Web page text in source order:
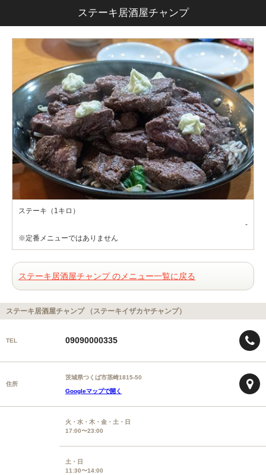
ステーキ居酒屋チャンプ
ステーキ（1キロ）
-
※定番メニューではありません
ステーキ居酒屋チャンプ のメニュー一覧に戻る
ステーキ居酒屋チャンプ （ステーキイザカヤチャンプ）
TEL 09090000335
住所
茨城県つくば市茎崎1815-50
Googleマップで開く
火・水・木・金・土・日
17:00〜23:00
土・日
11:30〜14:00